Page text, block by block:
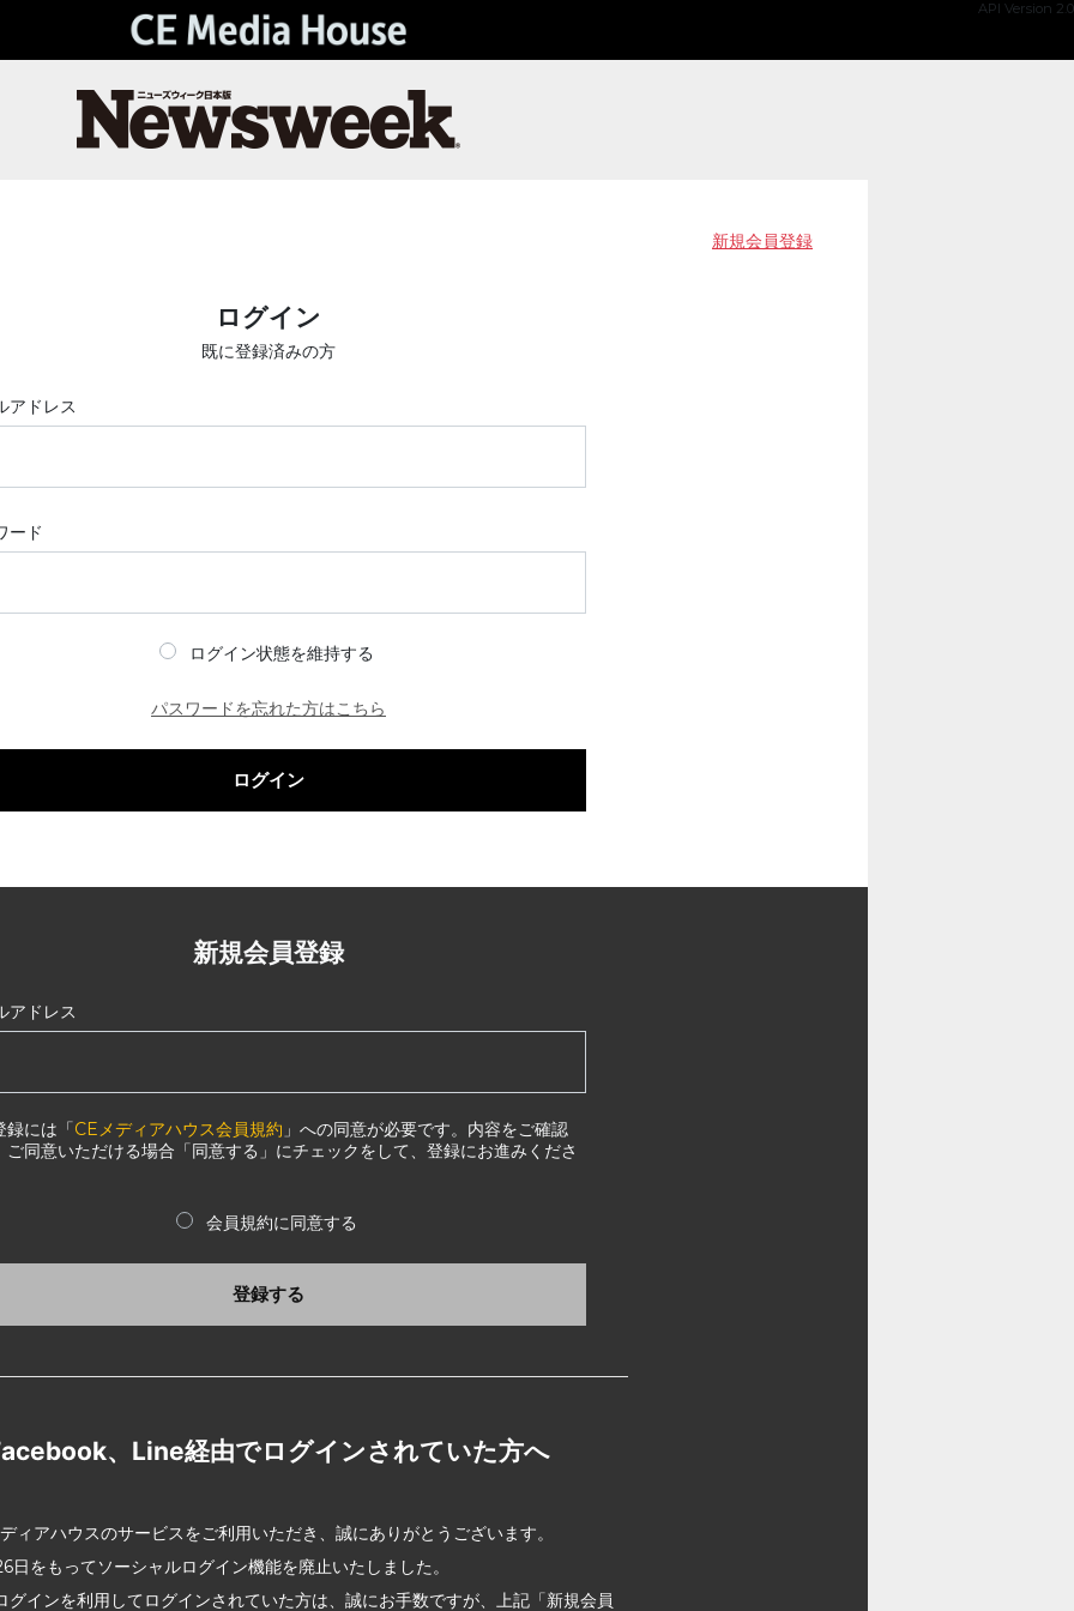
API Version 2.0
新規会員登録
ログイン
既に登録済みの方
アドレス
ード
ログイン状態を維持する
パスワードを忘れた方はこちら
ログイン
新規会員登録
アドレス
録には「CEメディアハウス会員規約 」への同意が必要です。内容をご確認
ご同意いただける場合「同意する」にチェックをして、登録にお進みくださ
会員規約に同意する
登録する
、Line経由でログインされていた方へ
ィアハウスのサービスをご利用いただき、誠にありがとうございます。
日をもってソーシャルログイン機能を廃止いたしました。
グインを利用してログインされていた方は、誠にお手数ですが、上記「新規会員